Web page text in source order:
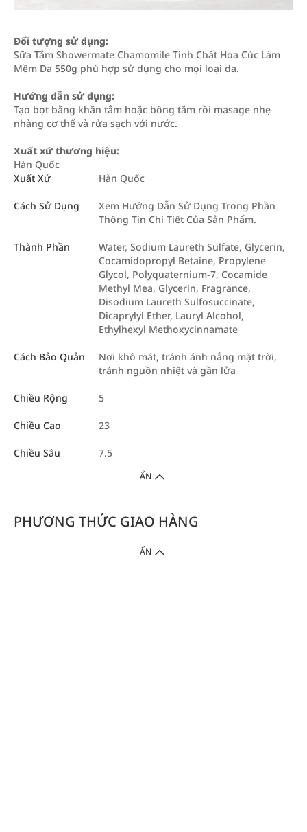
Đối tượng sử dụng:
Sữa Tắm Showermate Chamomile Tinh Chất Hoa Cúc Làm
Mềm Da 550g phù hợp sử dụng cho mọi loại da.
Hướng dẫn sử dụng:
Tạo bọt bằng khăn tắm hoặc bông tắm rồi masage nhẹ
nhàng cơ thể và rửa sạch với nước.
Xuất xứ thương hiệu:
Hàn Quốc
Xuất Xứ
Hàn Quốc
Cách Sử Dụng
Xem Hướng Dẫn Sử Dụng Trong Phần
Thông Tin Chi Tiết Của Sản Phẩm.
Thành Phần
Water, Sodium Laureth Sulfate, Glycerin,
Cocamidopropyl Betaine, Propylene
Glycol, Polyquaternium-7, Cocamide
Methyl Mea, Glycerin, Fragrance,
Disodium Laureth Sulfosuccinate,
Dicaprylyl Ether, Lauryl Alcohol,
Ethylhexyl Methoxycinnamate
Cách Bảo Quản
Nơi khô mát, tránh ánh nắng mặt trời,
tránh nguồn nhiệt và gần lửa
Chiều Rộng 5
Chiều Cao 23
Chiều Sâu 7.5
ẨN
PHƯƠNG THỨC GIAO HÀNG
ẨN